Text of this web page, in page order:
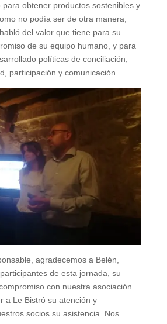
obtener productos sostenibles y
no podía ser de otra manera,
del valor que tiene para su
de su equipo humano, y para
políticas de conciliación,
participación y comunicación.
agradecemos a Belén,
de esta jornada, su
con nuestra asociación.
a Le Bistró su atención y
socios su asistencia. Nos